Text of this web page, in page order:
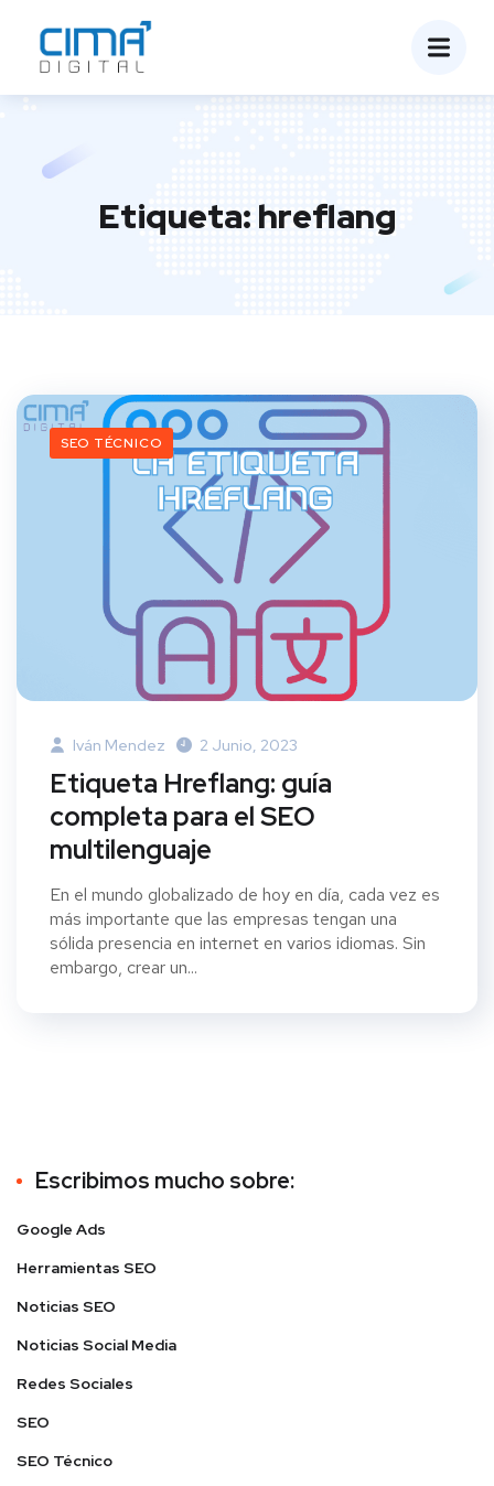
Etiqueta: hreflang
SEO TÉCNICO
Iván Mendez 2 Junio, 2023
Etiqueta Hreflang: guía
completa para el SEO
multilenguaje
En el mundo globalizado de hoy en día, cada vez es
más importante que las empresas tengan una
sólida presencia en internet en varios idiomas. Sin
embargo, crear un...
Escribimos mucho sobre:
Google Ads
Herramientas SEO
Noticias SEO
Noticias Social Media
Redes Sociales
SEO
SEO Técnico